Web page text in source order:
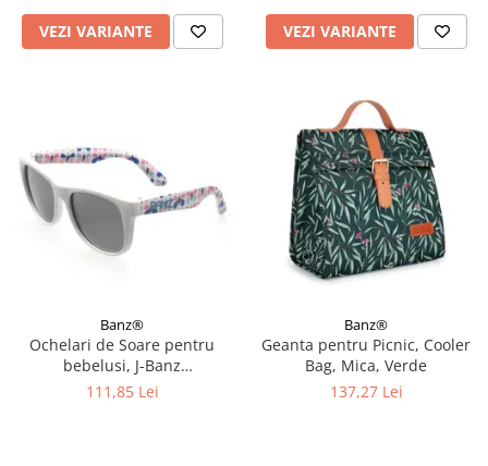
VEZI VARIANTE VEZI VARIANTE
Banz®
Ochelari de Soare pentru
bebelusi, J-Banz
Beachcomber, 1-2 ani, Diverse
111,85 Lei
Banz®
Geanta pentru Picnic, Cooler
Bag, Mica, Verde
137,27 Lei